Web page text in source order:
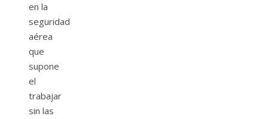
en la
seguridad
aérea
que
supone
el
trabajar
sin las